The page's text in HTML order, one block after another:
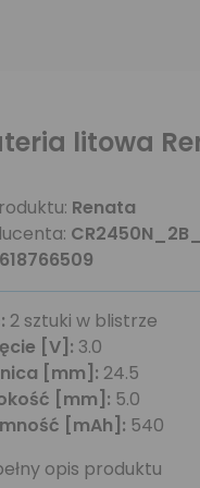
litowa
Renata
2 sztuki w blistrze
[V]: 3.0
[mm]: 24.5
[mm]: 5.0
[mAh]: 540
opis produktu